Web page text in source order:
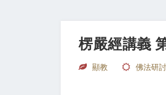
楞嚴經講義
顯教 佛法研討